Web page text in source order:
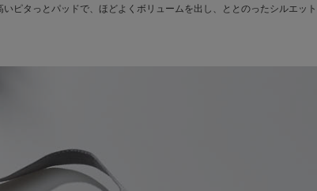
いピタっとパッドで、ほどよくボリュームを出し、ととのったシルエッ